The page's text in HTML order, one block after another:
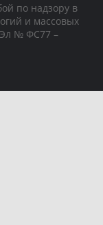
по надзору в
и массовых
№ ФС77 –